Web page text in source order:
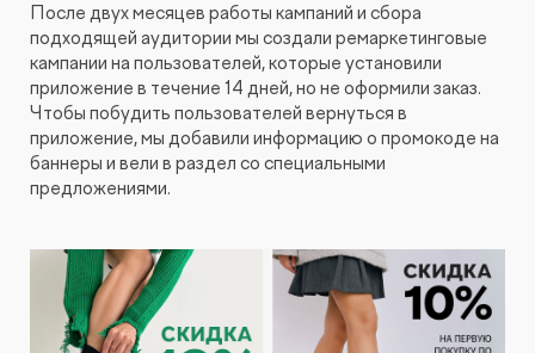
После двух месяцев работы кампаний и сбора
подходящей аудитории мы создали ремаркетинговые
кампании на пользователей, которые установили
приложение в течение 14 дней, но не оформили заказ.
Чтобы побудить пользователей вернуться в
приложение, мы добавили информацию о промокоде на
баннеры и вели в раздел со специальными
предложениями.